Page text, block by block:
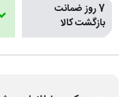
7 روز ضمانت
بازگشت کالا